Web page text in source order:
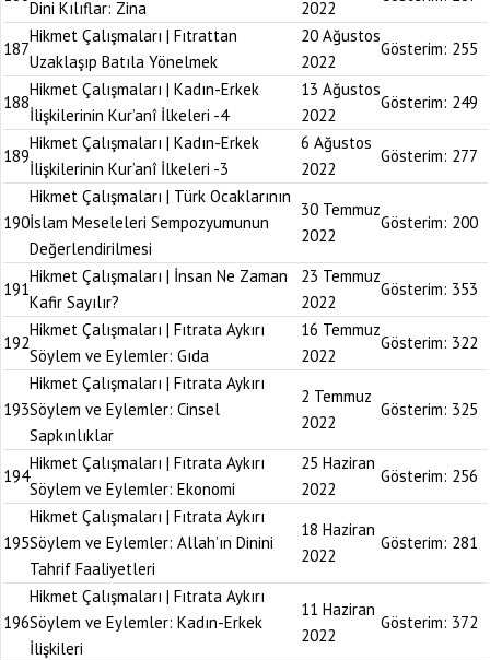
Dini Kılıflar: Zina 2022
187
Hikmet Çalışmaları | Fıtrattan
Uzaklaşıp Batıla Yönelmek
20 Ağustos
2022
Gösterim: 255
188
Hikmet Çalışmaları | Kadın-Erkek
İlişkilerinin Kur’anî İlkeleri -4
13 Ağustos
2022
Gösterim: 249
189
Hikmet Çalışmaları | Kadın-Erkek
İlişkilerinin Kur’anî İlkeleri -3
6 Ağustos
2022
Gösterim: 277
190
Hikmet Çalışmaları | Türk Ocaklarının
İslam Meseleleri Sempozyumunun
Değerlendirilmesi
30 Temmuz
2022
Gösterim: 200
191
Hikmet Çalışmaları | İnsan Ne Zaman
Kafir Sayılır?
23 Temmuz
2022
Gösterim: 353
192
Hikmet Çalışmaları | Fıtrata Aykırı
Söylem ve Eylemler: Gıda
16 Temmuz
2022
Gösterim: 322
193
Hikmet Çalışmaları | Fıtrata Aykırı
Söylem ve Eylemler: Cinsel
Sapkınlıklar
2 Temmuz
2022
Gösterim: 325
194
Hikmet Çalışmaları | Fıtrata Aykırı
Söylem ve Eylemler: Ekonomi
25 Haziran
2022
Gösterim: 256
195
Hikmet Çalışmaları | Fıtrata Aykırı
Söylem ve Eylemler: Allah’ın Dinini
Tahrif Faaliyetleri
18 Haziran
2022
Gösterim: 281
196
Hikmet Çalışmaları | Fıtrata Aykırı
Söylem ve Eylemler: Kadın-Erkek
İlişkileri
11 Haziran
2022
Gösterim: 372